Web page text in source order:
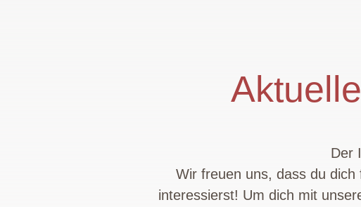
Der
Wir freuen uns, dass du
interessierst! Um dich mit